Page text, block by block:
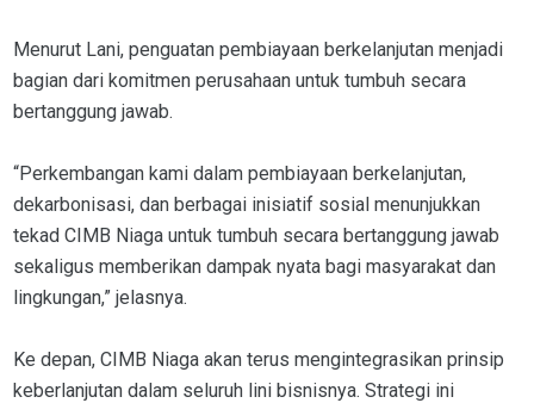
Menurut Lani, penguatan pembiayaan berkelanjutan menjadi
bagian dari komitmen perusahaan untuk tumbuh secara
bertanggung jawab.
“Perkembangan kami dalam pembiayaan berkelanjutan,
dekarbonisasi, dan berbagai inisiatif sosial menunjukkan
tekad CIMB Niaga untuk tumbuh secara bertanggung jawab
sekaligus memberikan dampak nyata bagi masyarakat dan
lingkungan,” jelasnya.
Ke depan, CIMB Niaga akan terus mengintegrasikan prinsip
keberlanjutan dalam seluruh lini bisnisnya. Strategi ini